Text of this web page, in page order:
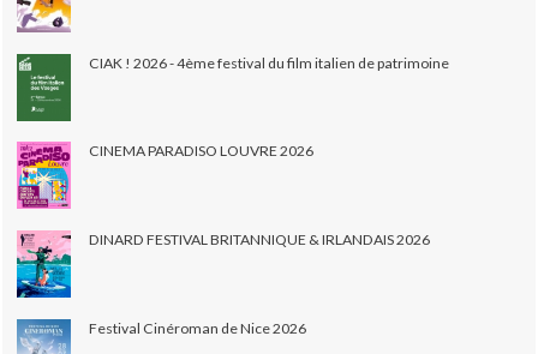
CIAK ! 2026 - 4ème festival du film italien de patrimoine
CINEMA PARADISO LOUVRE 2026
DINARD FESTIVAL BRITANNIQUE & IRLANDAIS 2026
Festival Cinéroman de Nice 2026